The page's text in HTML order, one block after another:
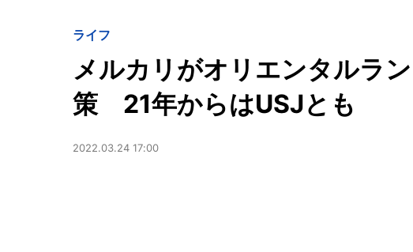
ライフ
メルカリがオリエンタルラ
策 21年からはUSJとも
2022.03.24 17:00